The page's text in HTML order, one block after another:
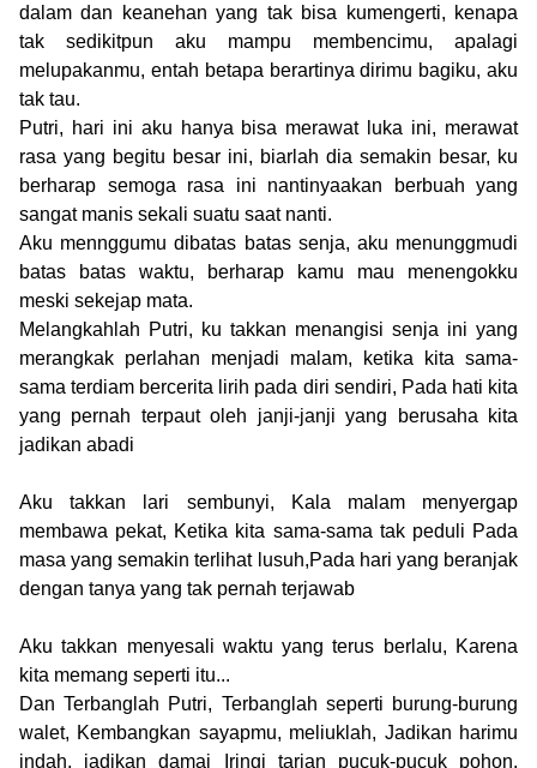
dalam dan keanehan yang tak bisa kumengerti, kenapa
tak sedikitpun aku mampu membencimu, apalagi
melupakanmu, entah betapa berartinya dirimu bagiku, aku
tak tau.
Putri, hari ini aku hanya bisa merawat luka ini, merawat
rasa yang begitu besar ini, biarlah dia semakin besar, ku
berharap semoga rasa ini nantinyaakan berbuah yang
sangat manis sekali suatu saat nanti.
Aku mennggumu dibatas batas senja, aku menunggmudi
batas batas waktu, berharap kamu mau menengokku
meski sekejap mata.
Melangkahlah Putri, ku takkan menangisi senja ini yang
merangkak perlahan menjadi malam, ketika kita sama-
sama terdiam bercerita lirih pada diri sendiri, Pada hati kita
yang pernah terpaut oleh janji-janji yang berusaha kita
jadikan abadi
Aku takkan lari sembunyi, Kala malam menyergap
membawa pekat, Ketika kita sama-sama tak peduli Pada
masa yang semakin terlihat lusuh,Pada hari yang beranjak
dengan tanya yang tak pernah terjawab
Aku takkan menyesali waktu yang terus berlalu, Karena
kita memang seperti itu...
DanTerbanglah Putri, Terbanglah seperti burung-burung
walet, Kembangkan sayapmu, meliuklah, Jadikan harimu
indah, jadikan damai Iringi tarian pucuk-pucuk pohon,